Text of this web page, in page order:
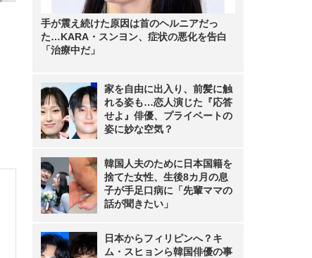
手が震え続けた原因は首のヘルニアだっ
た…KARA・スンヨン、症状の悪化を告白
「治療中だ」
家を自由に出入り、前髪に触
れる姿も…恋人演じた『応答
せよ』俳優、プライベートの
姿に妙な空気？
韓国人夫のために日本国籍を
捨てた女性、生後8カ月の息
子が手足口病に「先輩ママの
話が聞きたい」
日本からフィリピンへ？キ
ム・スヒョンら韓国俳優の事